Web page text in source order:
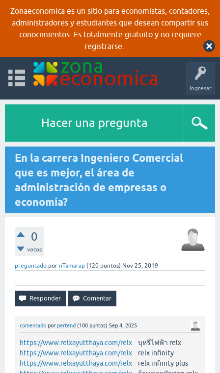
Zonaeconomica es un sitio para economistas, contadores,
administradores y estudiantes que desean compartir sus
conocimientos. Es totalmente gratuito y no requiere
registrarse.
Ingresar
Hacer una pregunta
En la carrera Ingeniero Comercial
que es mejor, el área de
administración de empresas o
economía?
0
votos
preguntado por nTamarap (120 puntos) Nov 25, 2019
comentado por pertend (100 puntos) Sep 4, 2025
https://www.relxayutthaya.com/relx
บุหรี่ไฟฟ้า relx
https://www.relxayutthaya.com/relx
relx infinity
https://www.relxayutthaya.com/relx
relx infinity plus